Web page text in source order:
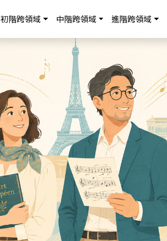
初階跨領域 中階跨領域 進階跨領域